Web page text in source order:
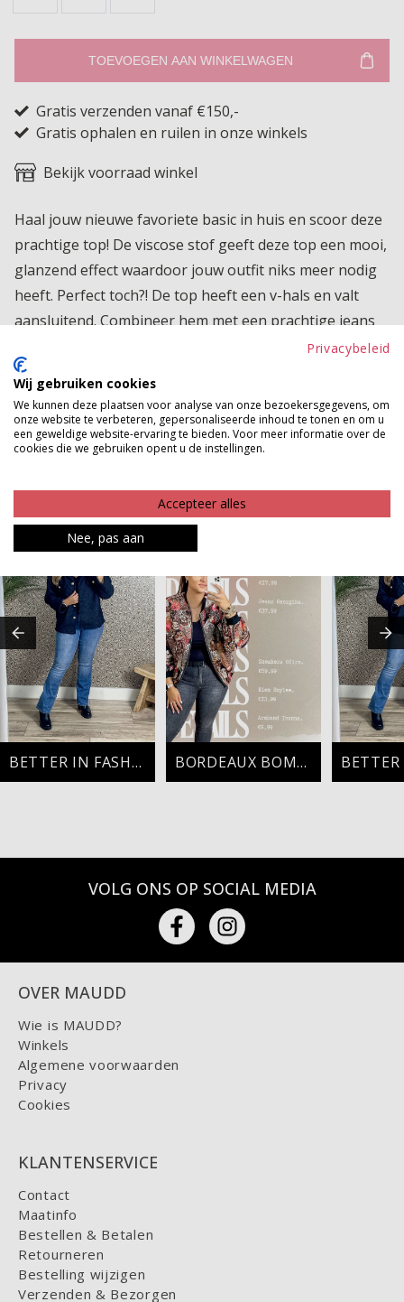
TOEVOEGEN AAN WINKELWAGEN
Gratis verzenden vanaf €150,-
Gratis ophalen en ruilen in onze winkels
Bekijk voorraad winkel
Haal jouw nieuwe favoriete basic in huis en scoor deze
prachtige top! De viscose stof geeft deze top een mooi,
glanzend effect waardoor jouw outfit niks meer nodig
heeft. Perfect toch?! De top heeft een v-hals en valt
aansluitend. Combineer hem met een prachtige jeans
en één van onze toffe sneakers en kom stralend jouw
dag door!
Product kenmerken
Betaalinformatie
MAAK JE LOOK COMPLEET
BETTER IN FASHION BORDEAUX BOMBER
VOLG ONS OP SOCIAL MEDIA
OVER MAUDD
Wie is MAUDD?
Winkels
Algemene voorwaarden
Privacy
Cookies
KLANTENSERVICE
Contact
Maatinfo
Bestellen & Betalen
Retourneren
Bestelling wijzigen
Verzenden & Bezorgen
Privacybeleid
Wij gebruiken cookies
We kunnen deze plaatsen voor analyse van onze bezoekersgegevens, om
onze website te verbeteren, gepersonaliseerde inhoud te tonen en om u
een geweldige website-ervaring te bieden. Voor meer informatie over de
cookies die we gebruiken opent u de instellingen.
Accepteer alles
Nee, pas aan